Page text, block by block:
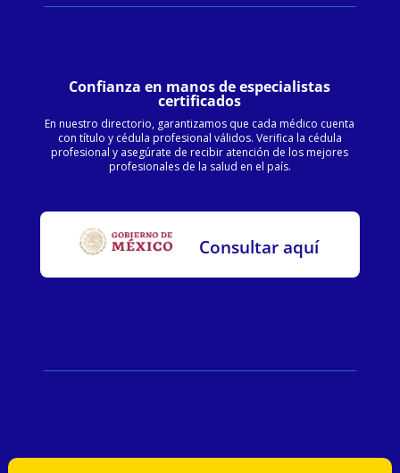
Confianza en manos de especialistas
certificados
En nuestro directorio, garantizamos que cada médico cuenta
con título y cédula profesional válidos. Verifica la cédula
profesional y asegúrate de recibir atención de los mejores
profesionales de la salud en el país.
Consultar aquí